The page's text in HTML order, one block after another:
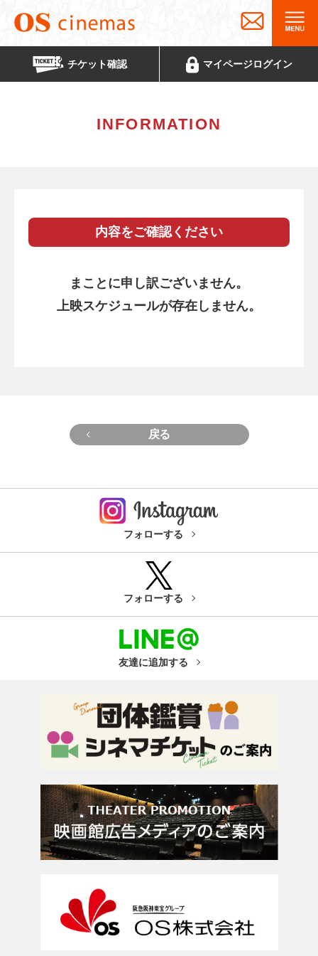
チケット確認 マイページログイン
INFORMATION
内容をご確認ください
まことに申し訳ございません。
上映スケジュールが存在しません。
戻る
フォローする
フォローする
友達に追加する